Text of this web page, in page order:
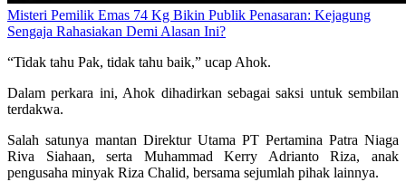
Misteri Pemilik Emas 74 Kg Bikin Publik Penasaran: Kejagung
Sengaja Rahasiakan Demi Alasan Ini?
“Tidak tahu Pak, tidak tahu baik,” ucap Ahok.
Dalam perkara ini, Ahok dihadirkan sebagai saksi untuk sembilan
terdakwa.
Salah satunya mantan Direktur Utama PT Pertamina Patra Niaga
Riva Siahaan, serta Muhammad Kerry Adrianto Riza, anak
pengusaha minyak Riza Chalid, bersama sejumlah pihak lainnya.